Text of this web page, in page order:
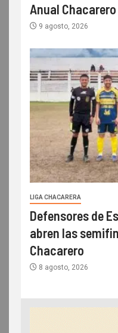
Anual Chacarero
9 agosto, 2026
LIGA CHACARERA
Defensores de
abren las
Chacarero
8 agosto, 2026